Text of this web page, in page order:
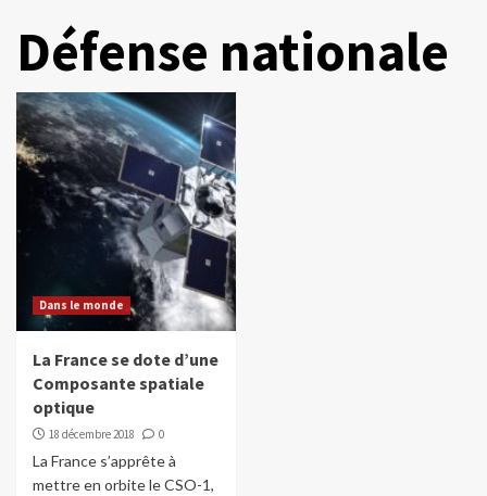
Défense nationale
Dans le monde
La France se dote d’une
Composante spatiale
optique
18 décembre 2018 0
La France s’apprête à
mettre en orbite le CSO-1,